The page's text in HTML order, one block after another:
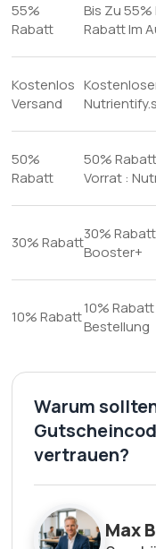
55%
Rabatt
Bis Zu
Rabatt Im
Kostenlos
Versand
50%
Rabatt
50%
Vorrat :
30% Rabatt30%
Booster+
10% Rabatt10%
Bestellung
Warum
vertrauen?
Max